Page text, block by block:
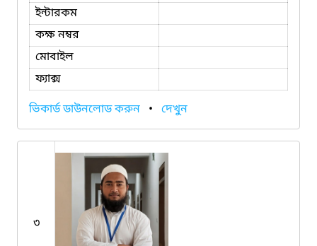
ইন্টারকম
কক্ষ নম্বর
মোবাইল
ফ্যাক্স
ভিকার্ড ডাউনলোড করুন • দেখুন
৩